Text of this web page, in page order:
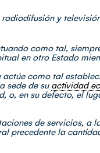
y
como tal,
en otro Estado
como tal
sede de su actividad
o, en su defecto, el
de servicios, a
precedente la